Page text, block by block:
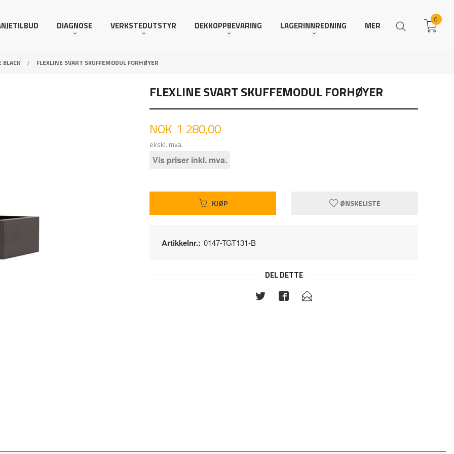
DIAGNOSE VERKSTEDUTSTYR DEKKOPPBEVARING LAGERINNREDNING MER
0
BLACK FLEXLINE SVART SKUFFEMODUL FORHØYER
FLEXLINE SVART SKUFFEMODUL FORHØYER
Pris
NOK 1 280,00
ekskl. mva.
Vis priser inkl. mva.
KJØP ØNSKELISTE
Artikkelnr.: 0147-TGT131-B
DEL DETTE